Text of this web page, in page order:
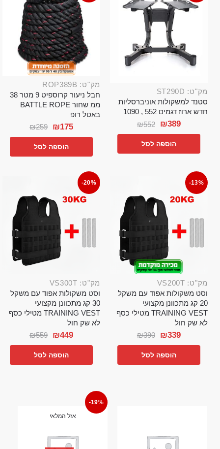
מק"ט: ST290D
סטנד למשקולות אוניברסליות
חדש ארוז דגמים 552 , 1090
₪552 ₪389
הוספה לסל
מק"ט: ROP389B
חבל ניעור קרוספיט 9 מטר 38
ממ שחור BATTLE ROPE
באטל רופ
₪259 ₪175
הוספה לסל
-13%
מק"ט: VS200T
וסט משקולות אפוד עם משקל
20 קג מתכוונן מקצועי
TRAINING VEST מטילי כסף
לא שק חול
₪390 ₪339
הוספה לסל
-20%
מק"ט: VS300T
וסט משקולות אפוד עם משקל
30 קג מתכוונן מקצועי
TRAINING VEST מטילי כסף
לא שק חול
₪559 ₪449
הוספה לסל
-19%
אזל המלאי